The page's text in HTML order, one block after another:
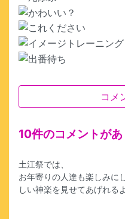
コメ
10件のコメントが
土江祭では、
お年寄りの人達も楽しみに
しい神楽を見せてあげれ